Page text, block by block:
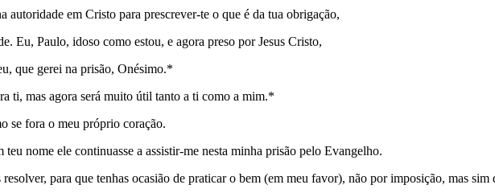
autoridade em Cristo para prescrever-te o que é da tua obrigação,
Eu, Paulo, idoso como estou, e agora preso por Jesus Cristo,
que gerei na prisão, Onésimo.*
ti, mas agora será muito útil tanto a ti como a mim.*
se fora o meu próprio coração.
nome ele continuasse a assistir-me nesta minha prisão pelo Evangelho.
para que tenhas ocasião de praticar o bem (em meu favor), não por imposição, mas sim